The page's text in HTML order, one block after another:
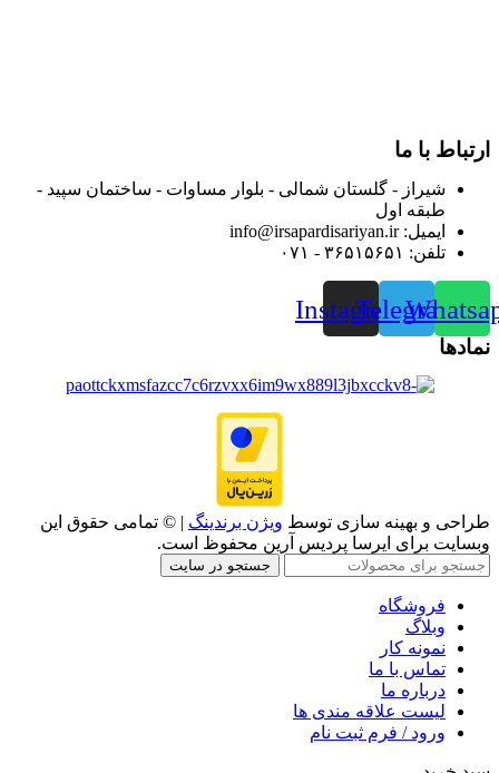
ارتباط با ما
شیراز - گلستان شمالی - بلوار مساوات - ساختمان سپید -
طبقه اول
ایمیل: info@irsapardisariyan.ir
تلفن: ۳۶۵۱۵۶۵۱ - ۰۷۱
Telegram
Instagram
نمادها
طراحی و بهینه سازی توسط ویژن برندینگ | © تمامی حقوق این
وبسایت برای ایرسا پردیس آرین محفوظ است.
جستجو در سایت
فروشگاه
وبلاگ
نمونه کار
تماس با ما
درباره ما
لیست علاقه مندی ها
ورود / فرم ثبت نام